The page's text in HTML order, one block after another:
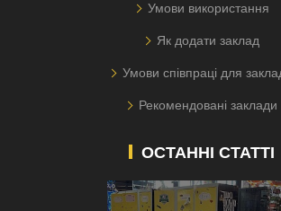
Умови використання
Як додати заклад
Умови співпраці для
Рекомендовані заклади
ОСТАННІ СТАТТІ